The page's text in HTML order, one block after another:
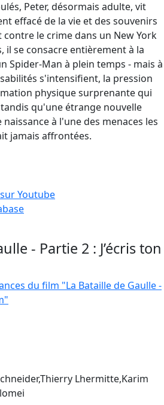
Peter, désormais adulte, vit
effacé de la vie et des souvenirs
le crime dans un New York
il se consacre entièrement à la
Spider-Man à plein temps - mais à
s'intensifient, la pression
physique surprenante qui
qu'une étrange nouvelle
à l'une des menaces les
jamais affrontées.
Youtube
- Partie 2 : J’écris ton
du film "La Bataille de Gaulle -
Lhermitte,Karim